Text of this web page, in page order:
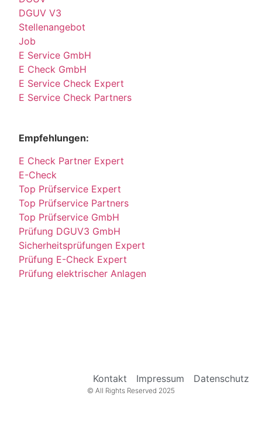
DGUV V3
Stellenangebot
Job
E Service GmbH
E Check GmbH
E Service Check Expert
E Service Check Partners
Empfehlungen:
E Check Partner Expert
E-Check
Top Prüfservice Expert
Top Prüfservice Partners
Top Prüfservice GmbH
Prüfung DGUV3 GmbH
Sicherheitsprüfungen Expert
Prüfung E-Check Expert
Prüfung elektrischer Anlagen
Kontakt Impressum Datenschutz
© All Rights Reserved 2025